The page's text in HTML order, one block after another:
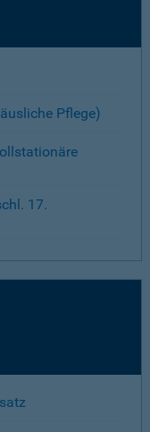
Pflege)
17.